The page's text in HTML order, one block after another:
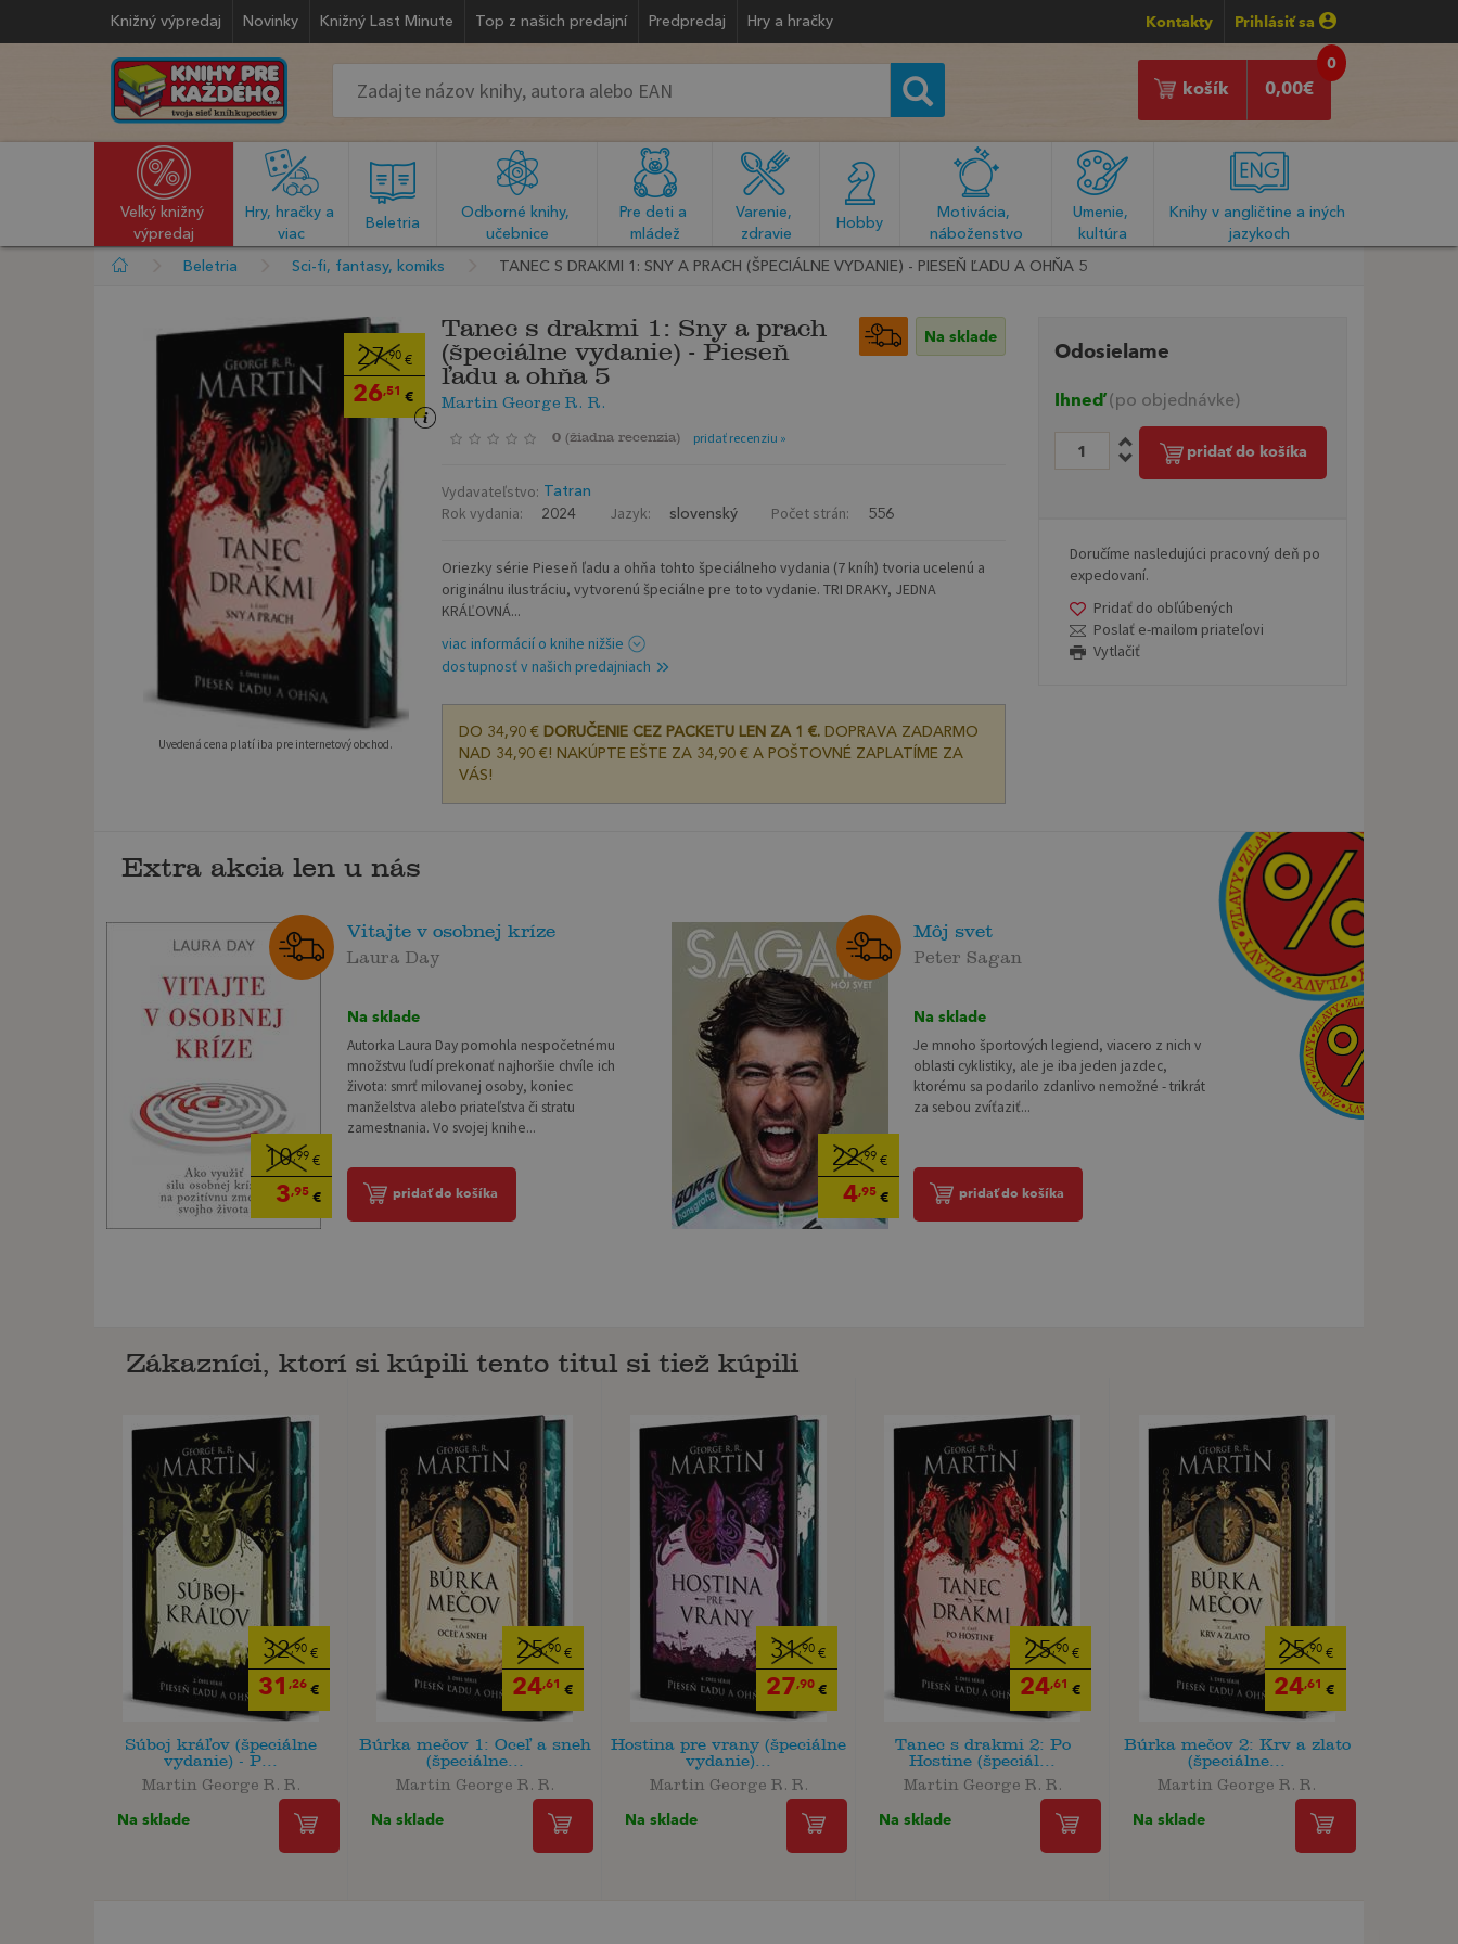
Knižný výpredaj Novinky Knižný Last Minute Top z našich predajní Predpredaj Hry a hračky Kontakty Prihlásiť sa
0
0,00€
košík
Veľký knižný
výpredaj
Hry, hračky a
viac
Beletria
Odborné knihy,
učebnice
Pre deti a
mládež
Varenie,
zdravie
Hobby
Motivácia,
náboženstvo
Umenie,
kultúra
Knihy v angličtine a iných
jazykoch
Beletria Sci-fi, fantasy, komiks TANEC S DRAKMI 1: SNY A PRACH (ŠPECIÁLNE VYDANIE) - PIESEŇ ĽADU A OHŇA 5
27,90 €
26,51 €
Uvedená cena platí iba pre internetový obchod.
Tanec s drakmi 1: Sny a prach
(špeciálne vydanie) - Pieseň
ľadu a ohňa 5
Martin George R. R.
Na sklade
0 (žiadna recenzia) pridať recenziu »
Vydavateľstvo: Tatran
Rok vydania: 2024 Jazyk: slovenský Počet strán: 556
Oriezky série Pieseň ľadu a ohňa tohto špeciálneho vydania (7 kníh) tvoria ucelenú a
originálnu ilustráciu, vytvorenú špeciálne pre toto vydanie. TRI DRAKY, JEDNA
KRÁĽOVNÁ...
viac informácií o knihe nižšie
dostupnosť v našich predajniach
DO 34,90 € DORUČENIE CEZ PACKETU LEN ZA 1 €.DOPRAVA ZADARMO
NAD 34,90 €! NAKÚPTE EŠTE ZA 34,90 € A POŠTOVNÉ ZAPLATÍME ZA
VÁS!
Odosielame
Ihneď(po objednávke)
pridať do košíka
Doručíme nasledujúci pracovný deň po
expedovaní.
Pridať do obľúbených
Poslať e-mailom priateľovi
Vytlačiť
Extra akcia len u nás
10,99 €
3,95€
Vitajte v osobnej kríze
Laura Day
Na sklade
Autorka Laura Day pomohla nespočetnému
množstvu ľudí prekonať najhoršie chvíle ich
života: smrť milovanej osoby, koniec
manželstva alebo priateľstva či stratu
zamestnania. Vo svojej knihe...
pridať do košíka
22,99 €
4,95€
Môj svet
Peter Sagan
Na sklade
Je mnoho športových legiend, viacero z nich v
oblasti cyklistiky, ale je iba jeden jazdec,
ktorému sa podarilo zdanlivo nemožné - trikrát
za sebou zvíťaziť...
pridať do košíka
Zákazníci, ktorí si kúpili tento titul si tiež kúpili
32,90€
31 ,26€
Súboj kráľov (špeciálne
vydanie) - P...
Martin George R. R.
Na sklade
25,90€
24,61 €
Búrka mečov 1: Oceľ a sneh
(špeciálne...
Martin George R. R.
Na sklade
31,90€
27,90€
Hostina pre vrany (špeciálne
vydanie)...
Martin George R. R.
Na sklade
25,90€
24,61 €
Tanec s drakmi 2: Po
Hostine (špeciál...
Martin George R. R.
Na sklade
25,90 €
24,61 €
Búrka mečov 2: Krv a zlato
(špeciálne...
Martin George R. R.
Na sklade